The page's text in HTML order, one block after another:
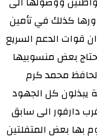
كذلك في تأمين
قوات الدعم السريع
بعض منسوبيها
محمد كرم
يبذلون كل الجهود
دارفور الى سابق
بها بعض المتفلتين